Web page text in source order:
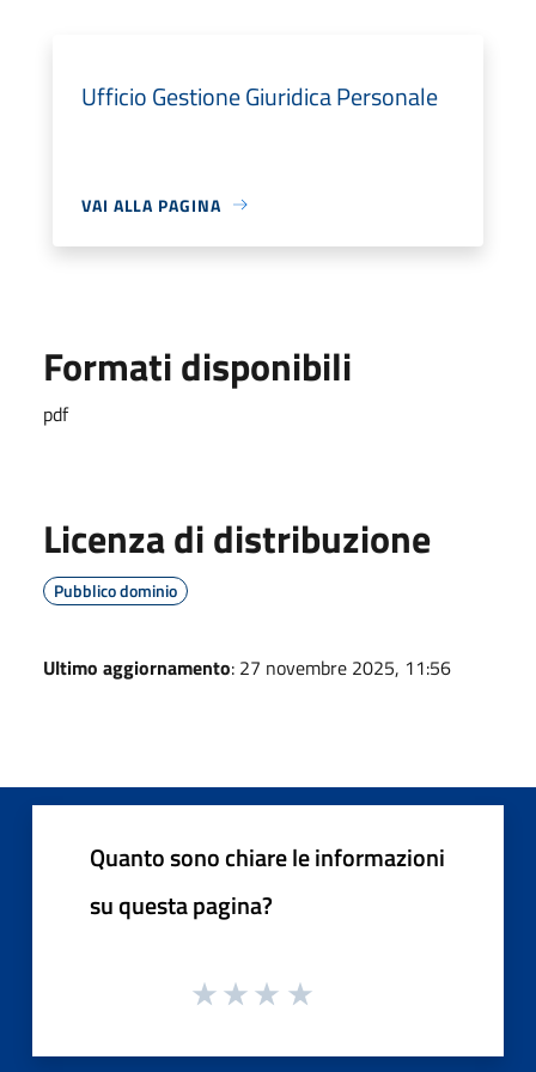
Ufficio Gestione Giuridica Personale
VAI ALLA PAGINA
Formati disponibili
pdf
Licenza di distribuzione
Pubblico dominio
Ultimo aggiornamento: 27 novembre 2025, 11:56
Quanto sono chiare le informazioni
su questa pagina?